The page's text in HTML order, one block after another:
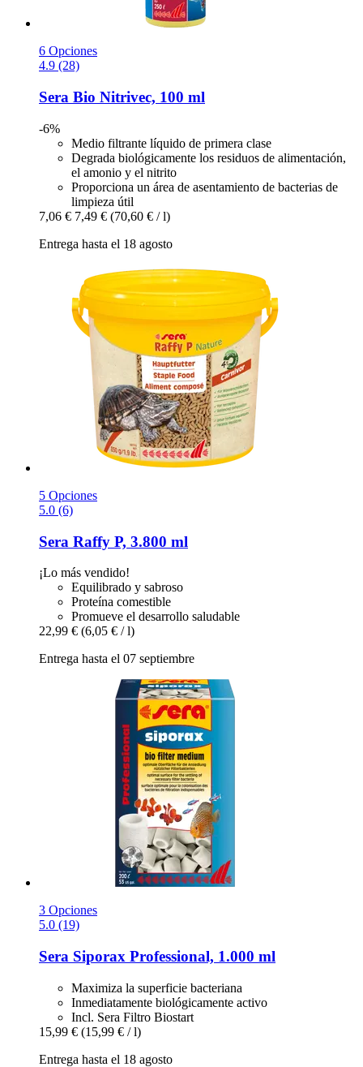
6 Opciones
4.9 (28)
Sera Bio Nitrivec, 100 ml
-6%
Medio filtrante líquido de primera clase
Degrada biológicamente los residuos de alimentación,
el amonio y el nitrito
Proporciona un área de asentamiento de bacterias de
limpieza útil
7,06 € 7,49 € (70,60 € / l)
Entrega hasta el 18 agosto
5 Opciones
5.0 (6)
Sera Raffy P, 3.800 ml
¡Lo más vendido!
Equilibrado y sabroso
Proteína comestible
Promueve el desarrollo saludable
22,99 € (6,05 € / l)
Entrega hasta el 07 septiembre
3 Opciones
5.0 (19)
Sera Siporax Professional, 1.000 ml
Maximiza la superficie bacteriana
Inmediatamente biológicamente activo
Incl. Sera Filtro Biostart
15,99 € (15,99 € / l)
Entrega hasta el 18 agosto